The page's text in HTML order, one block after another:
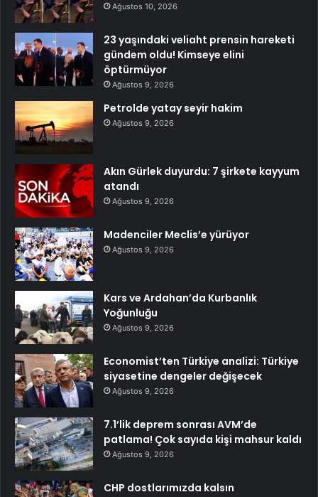
Ağustos 10, 2026
23 yaşındaki veliaht prensin hareketi
gündem oldu! Kimseye elini
öptürmüyor
Ağustos 9, 2026
Petrolde yatay seyir hakim
Ağustos 9, 2026
Akın Gürlek duyurdu: 7 şirkete kayyum
atandı
Ağustos 9, 2026
Madenciler Meclis’e yürüyor
Ağustos 9, 2026
Kars ve Ardahan’da Kurbanlık
Yoğunluğu
Ağustos 9, 2026
Economist’ten Türkiye analizi: Türkiye
siyasetine dengeler değişecek
Ağustos 9, 2026
7.1’lik deprem sonrası AVM’de
patlama! Çok sayıda kişi mahsur kaldı
Ağustos 9, 2026
CHP dostlarımızda kalsın